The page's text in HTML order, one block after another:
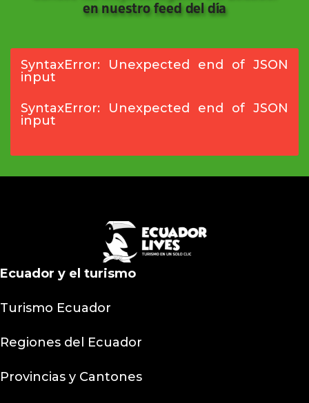
en nuestro feed del día
SyntaxError: Unexpected end of JSON
input
SyntaxError: Unexpected end of JSON
input
Ecuador y el turismo
Turismo Ecuador
Regiones del Ecuador
Provincias y Cantones